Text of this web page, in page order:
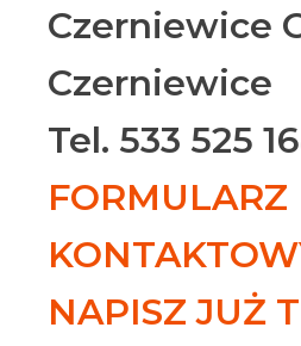
Czerniewice
Czerniewice
Tel. 533 525
FORMULARZ
NAPISZ JUŻ